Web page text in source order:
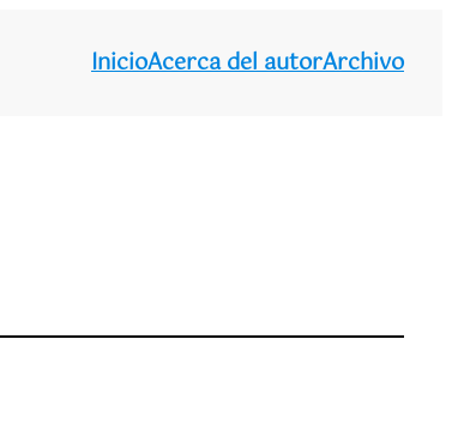
InicioAcerca del autorArchivo